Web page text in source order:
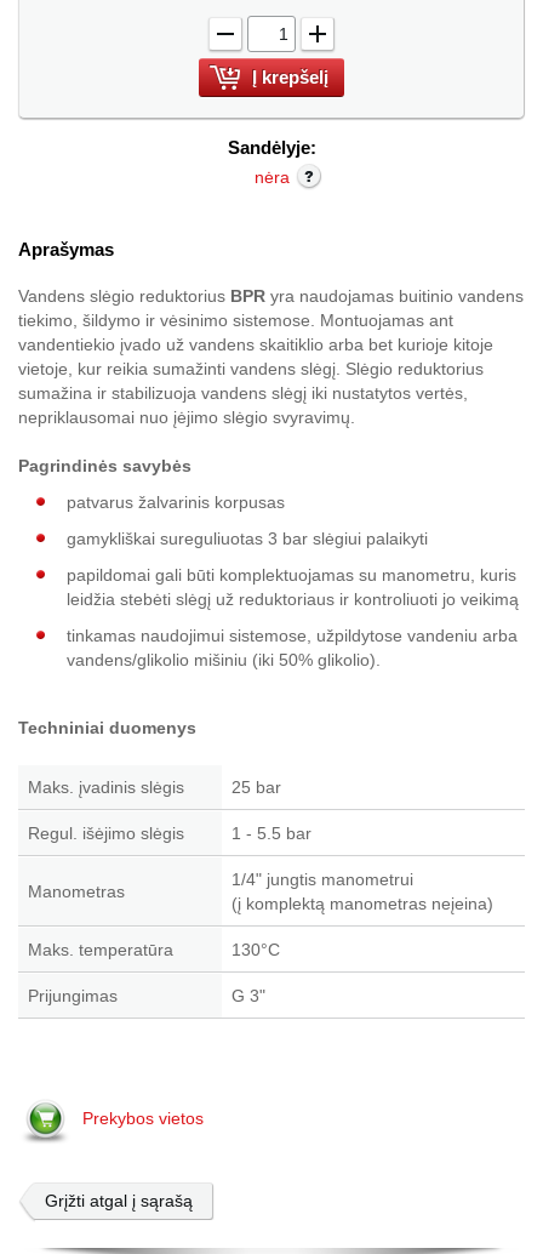
Sandėlyje:
nėra
Aprašymas
Vandens slėgio reduktorius BPR yra naudojamas buitinio vandens
tiekimo, šildymo ir vėsinimo sistemose. Montuojamas ant
vandentiekio įvado už vandens skaitiklio arba bet kurioje kitoje
vietoje, kur reikia sumažinti vandens slėgį. Slėgio reduktorius
sumažina ir stabilizuoja vandens slėgį iki nustatytos vertės,
nepriklausomai nuo įėjimo slėgio svyravimų.
Pagrindinės savybės
patvarus žalvarinis korpusas
gamykliškai sureguliuotas 3 bar slėgiui palaikyti
papildomai gali būti komplektuojamas su manometru, kuris
leidžia stebėti slėgį už reduktoriaus ir kontroliuoti jo veikimą
tinkamas naudojimui sistemose, užpildytose vandeniu arba
vandens/glikolio mišiniu (iki 50% glikolio).
Techniniai duomenys
Maks. įvadinis slėgis 25 bar
Regul. išėjimo slėgis 1 - 5.5 bar
Manometras
1/4" jungtis manometrui
(į komplektą manometras neįeina)
Maks. temperatūra 130°C
Prijungimas G 3"
Prekybos vietos
Grįžti atgal į sąrašą